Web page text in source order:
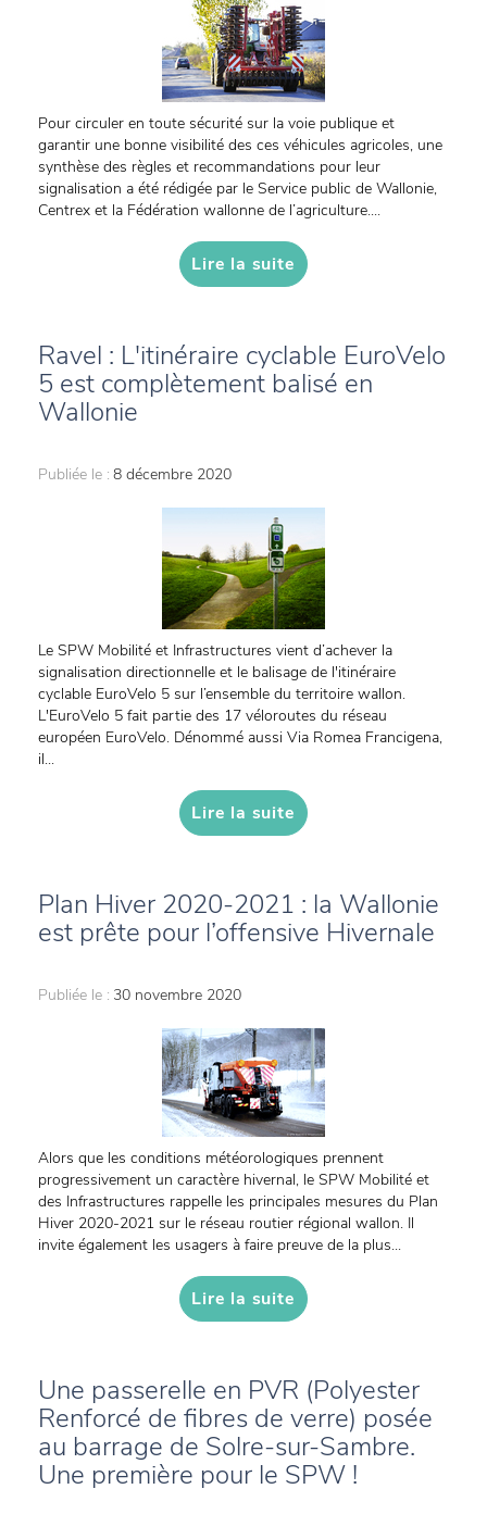
Pour circuler en toute sécurité sur la voie publique et
garantir une bonne visibilité des ces véhicules agricoles, une
synthèse des règles et recommandations pour leur
signalisation a été rédigée par le Service public de Wallonie,
Centrex et la Fédération wallonne de l’agriculture....
Lire la suite
Ravel : L'itinéraire cyclable EuroVelo
5 est complètement balisé en
Wallonie
Publiée le : 8 décembre 2020
Le SPW Mobilité et Infrastructures vient d’achever la
signalisation directionnelle et le balisage de l'itinéraire
cyclable EuroVelo 5 sur l’ensemble du territoire wallon.
L'EuroVelo 5 fait partie des 17 véloroutes du réseau
européen EuroVelo. Dénommé aussi Via Romea Francigena,
il...
Lire la suite
Plan Hiver 2020-2021 : la Wallonie
est prête pour l’offensive Hivernale
Publiée le : 30 novembre 2020
Alors que les conditions météorologiques prennent
progressivement un caractère hivernal, le SPW Mobilité et
des Infrastructures rappelle les principales mesures du Plan
Hiver 2020-2021 sur le réseau routier régional wallon. Il
invite également les usagers à faire preuve de la plus...
Lire la suite
Une passerelle en PVR (Polyester
Renforcé de fibres de verre) posée
au barrage de Solre-sur-Sambre.
Une première pour le SPW !